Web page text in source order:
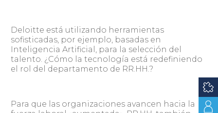
Deloitte está utilizando herramientas
sofisticadas, por ejemplo, basadas en
Inteligencia Artificial, para la selección del
talento. ¿Cómo la tecnología está redefiniendo
el rol del departamento de RR.HH.?
Para que las organizaciones avancen hacia la